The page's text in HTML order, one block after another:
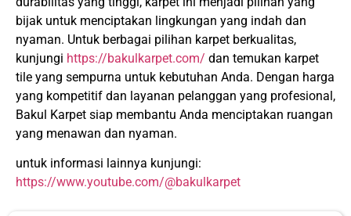
bijak untuk menciptakan lingkungan yang indah dan
nyaman. Untuk berbagai pilihan karpet berkualitas,
kunjungi https://bakulkarpet.com/ dan temukan karpet
tile yang sempurna untuk kebutuhan Anda. Dengan harga
yang kompetitif dan layanan pelanggan yang profesional,
Bakul Karpet siap membantu Anda menciptakan ruangan
yang menawan dan nyaman.
untuk informasi lainnya kunjungi:
https://www.youtube.com/@bakulkarpet